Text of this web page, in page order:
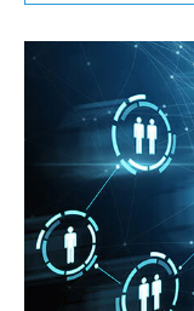
導入・運用サポート
お役立ち情報
お知らせ